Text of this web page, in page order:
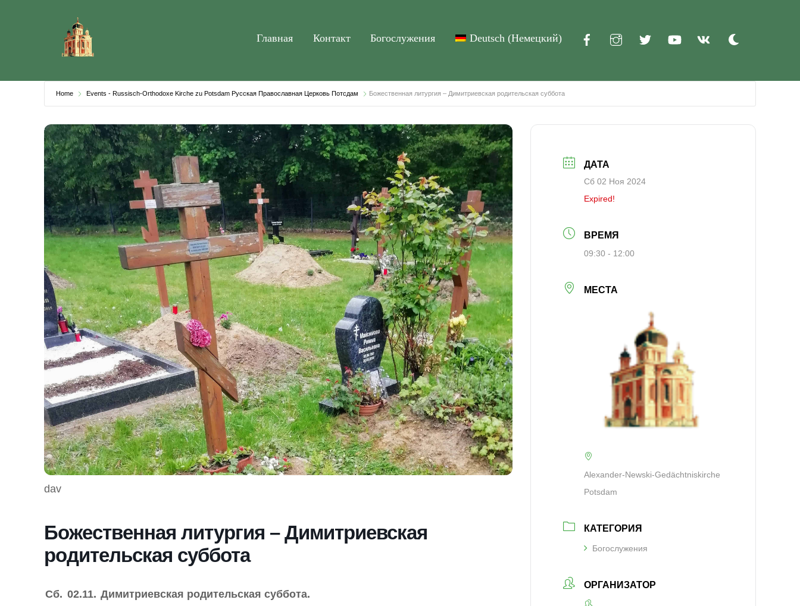
Главная Контакт Богослужения Deutsch(Немецкий)
Home Events - Russisch-Orthodoxe Kirche zu Potsdam Русская Православная Церковь Потсдам Божественная литургия – Димитриевская родительская суббота
dav
Божественная литургия – Димитриевская
родительская суббота
Сб. 02.11. Димитриевская родительская суббота.
ДАТА
Сб 02 Ноя 2024
Expired!
ВРЕМЯ
09:30 - 12:00
МЕСТА
Alexander-Newski-Gedächtniskirche
Potsdam
КАТЕГОРИЯ
Богослужения
ОРГАНИЗАТОР